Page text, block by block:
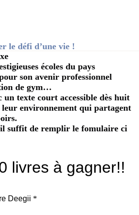
le défi d’une vie !
écoles du pays
son avenir professionnel
de gym…
texte court accessible dès huit
environnement qui partagent
suffit de remplir le fomulaire ci